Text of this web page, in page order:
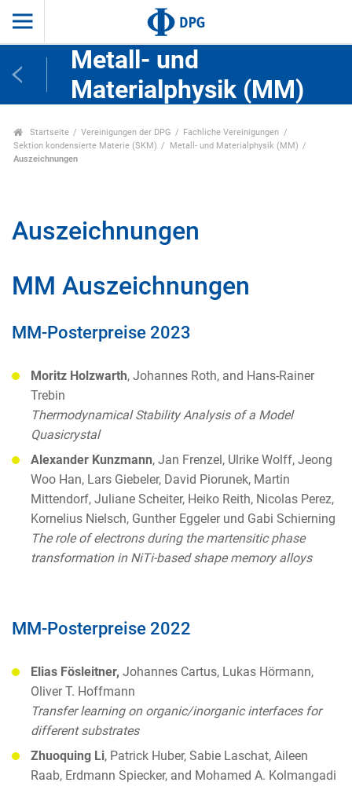
Metall- und
Materialphysik (MM)
Startseite Vereinigungen der DPG
Fachliche Vereinigungen
Sektion kondensierte Materie (SKM)
Metall- und Materialphysik (MM)
Auszeichnungen
Auszeichnungen
MM Auszeichnungen
MM-Posterpreise 2023
Moritz Holzwarth, Johannes Roth, and Hans-Rainer
Trebin
Thermodynamical Stability Analysis of a Model
Quasicrystal
Alexander Kunzmann, Jan Frenzel, Ulrike Wolff, Jeong
Woo Han, Lars Giebeler, David Piorunek, Martin
Mittendorf, Juliane Scheiter, Heiko Reith, Nicolas Perez,
Kornelius Nielsch, Gunther Eggeler und Gabi Schierning
The role of electrons during the martensitic phase
transformation in NiTi-based shape memory alloys
MM-Posterpreise 2022
Elias Fösleitner, Johannes Cartus, Lukas Hörmann,
Oliver T. Hoffmann
Transfer learning on organic/inorganic interfaces for
different substrates
Zhuoquing Li, Patrick Huber, Sabie Laschat, Aileen
Raab, Erdmann Spiecker, and Mohamed A. Kolmangadi